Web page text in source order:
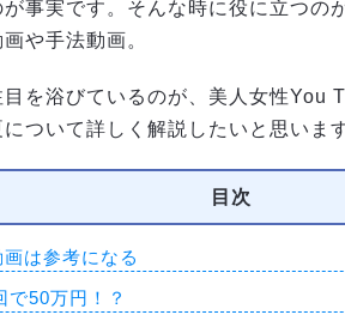
事実です。そんな時に役に立つのが
や手法動画。
を浴びているのが、美人女性You
ついて詳しく解説したいと思います
目次
は参考になる
で50万円！？